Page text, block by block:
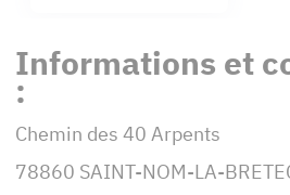
Informations et
:
Chemin des 40 Arpents
78860 SAINT-NOM-LA-